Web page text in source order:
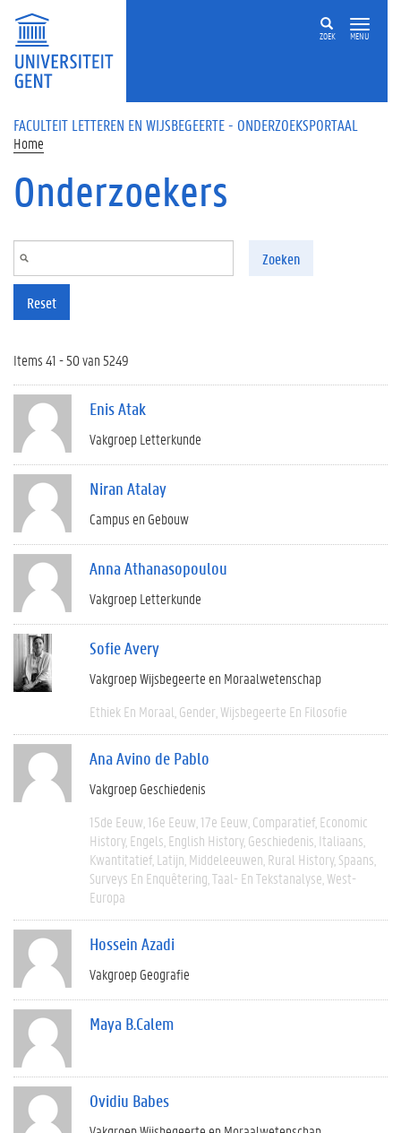
Overslaan en naar de inhoud gaan
ZOEK MENU
FACULTEIT LETTEREN EN WIJSBEGEERTE - ONDERZOEKSPORTAAL
Home
Onderzoekers
Zoeken
Reset
Items 41 - 50 van 5249
Enis Atak
Vakgroep Letterkunde
Niran Atalay
Campus en Gebouw
Anna Athanasopoulou
Vakgroep Letterkunde
Sofie Avery
Vakgroep Wijsbegeerte en Moraalwetenschap
Ethiek En Moraal Gender Wijsbegeerte En Filosofie
Ana Avino de Pablo
Vakgroep Geschiedenis
15de Eeuw 16e Eeuw 17e Eeuw Comparatief Economic
History Engels English History Geschiedenis Italiaans
Kwantitatief Latijn Middeleeuwen Rural History Spaans
Surveys En Enquêtering Taal- En Tekstanalyse West-
Europa
Hossein Azadi
Vakgroep Geografie
Maya B.Calem
Ovidiu Babes